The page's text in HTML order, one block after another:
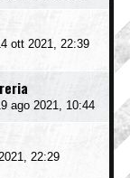
ott 2021, 22:39
ago 2021, 10:44
22:29